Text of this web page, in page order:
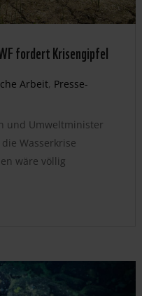
fordert Krisengipfel
Arbeit, Presse-
und Umweltminister
Wasserkrise
wäre völlig